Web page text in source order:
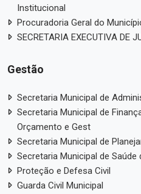
Institucional
Procuradoria Geral do
SECRETARIA EXECUTIVA DE
Gestão
Secretaria Municipal de
Secretaria Municipal de
Orçamento e Gest
Secretaria Municipal de
Secretaria Municipal de Saúde
Proteção e Defesa Civil
Guarda Civil Municipal